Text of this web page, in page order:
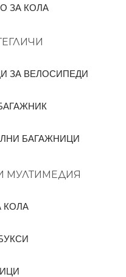
ЗА КОЛА
ЗА ВЕЛОСИПЕДИ
БАГАЖНИЦИ
МУЛТИМЕДИЯ
КОЛА